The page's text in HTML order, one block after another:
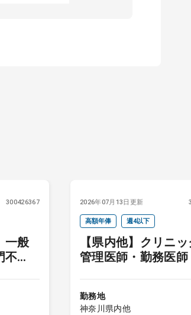
300426367
一般
不
2026年07月13日更新
高額年俸 週4以下
【県内他】クリニッ
管理医師・勤務医師
勤務地
神奈川県内他